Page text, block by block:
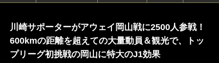
川崎サポーターがアウェイ岡山戦に2500人参戦！
600kmの距離を超えての大量動員＆観光で、トッ
プリーグ初挑戦の岡山に特大のJ1効果